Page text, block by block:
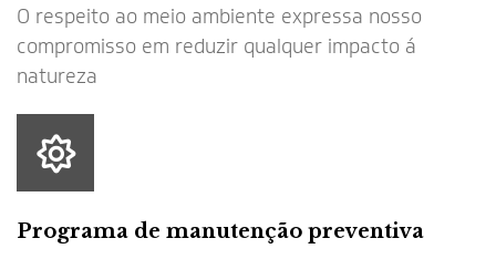
O respeito ao meio ambiente expressa nosso
compromisso em reduzir qualquer impacto á
natureza
Programa de manutenção preventiva